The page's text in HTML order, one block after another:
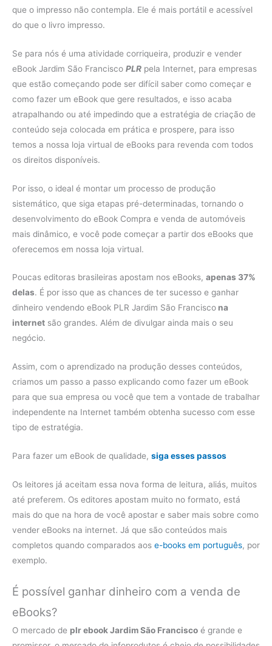
que o impresso não contempla. Ele é mais portátil e acessível
do que o livro impresso.
Se para nós é uma atividade corriqueira, produzir e vender
eBook Jardim São Francisco PLR pela Internet, para empresas
que estão começando pode ser difícil saber como começar e
como fazer um eBook que gere resultados, e isso acaba
atrapalhando ou até impedindo que a estratégia de criação de
conteúdo seja colocada em prática e prospere, para isso
temos a nossa loja virtual de eBooks para revenda com todos
os direitos disponíveis.
Por isso, o ideal é montar um processo de produção
sistemático, que siga etapas pré-determinadas, tornando o
desenvolvimento do eBook Compra e venda de automóveis
mais dinâmico, e você pode começar a partir dos eBooks que
oferecemos em nossa loja virtual.
Poucas editoras brasileiras apostam nos eBooks, apenas 37%
delas. É por isso que as chances de ter sucesso e ganhar
dinheiro vendendo eBook PLR Jardim São Francisco na
internet são grandes. Além de divulgar ainda mais o seu
negócio.
Assim, com o aprendizado na produção desses conteúdos,
criamos um passo a passo explicando como fazer um eBook
para que sua empresa ou você que tem a vontade de trabalhar
independente na Internet também obtenha sucesso com esse
tipo de estratégia.
Para fazer um eBook de qualidade, siga esses passos
Os leitores já aceitam essa nova forma de leitura, aliás, muitos
até preferem. Os editores apostam muito no formato, está
mais do que na hora de você apostar e saber mais sobre como
vender eBooks na internet. Já que são conteúdos mais
completos quando comparados aos e-books em português, por
exemplo.
É possível ganhar dinheiro com a venda de
eBooks?
O mercado de plr ebook Jardim São Francisco é grande e